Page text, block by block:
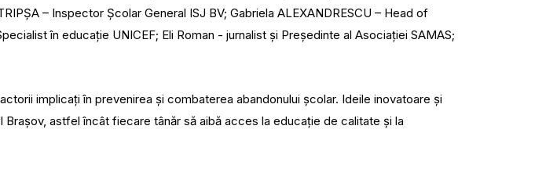
– Inspector Școlar General ISJ BV; Gabriela ALEXANDRESCU – Head of
în educație UNICEF; Eli Roman - jurnalist și Președinte al Asociației SAMAS;
implicați în prevenirea și combaterea abandonului școlar. Ideile inovatoare și
astfel încât fiecare tânăr să aibă acces la educație de calitate și la